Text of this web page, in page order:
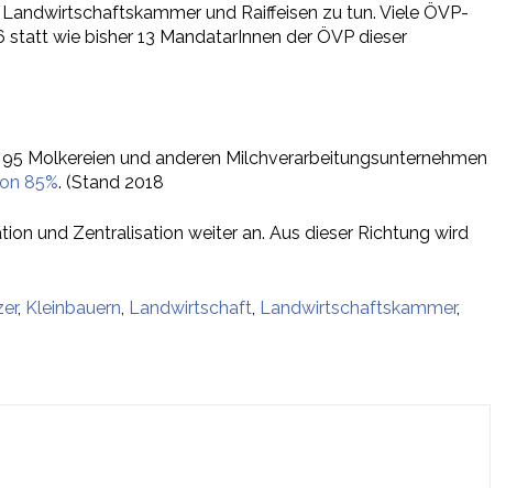
und Raiffeisen zu tun. Viele ÖVP-
statt wie bisher 13 MandatarInnen der ÖVP dieser
Molkereien und anderen Milchverarbeitungsunternehmen
85%. (Stand 2018
und Zentralisation weiter an. Aus dieser Richtung wird
, Kleinbauern Landwirtschaft Landwirtschaftskammer,